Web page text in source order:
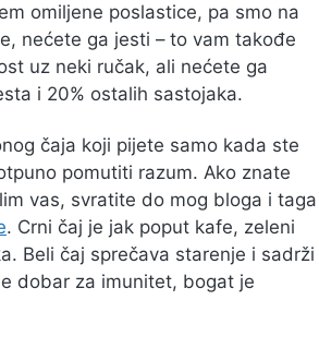
omiljene poslastice, pa smo na
nećete ga jesti – to vam takođe
uz neki ručak, ali nećete ga
i 20% ostalih sastojaka.
čaja koji pijete samo kada ste
pomutiti razum. Ako znate
vas, svratite do mog bloga i taga
. Crni čaj je jak poput kafe, zeleni
Beli čaj sprečava starenje i sadrži
dobar za imunitet, bogat je